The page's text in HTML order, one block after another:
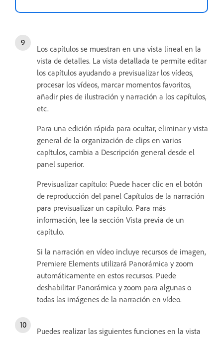
Los capítulos se muestran en una vista lineal en la
vista de detalles. La vista detallada te permite editar
los capítulos ayudando a previsualizar los vídeos,
procesar los vídeos, marcar momentos favoritos,
añadir pies de ilustración y narración a los capítulos,
etc.
Para una edición rápida para ocultar, eliminar y vista
general de la organización de clips en varios
capítulos, cambia a Descripción general desde el
panel superior.
Previsualizar capítulo: Puede hacer clic en el botón
de reproducción del panel Capítulos de la narración
para previsualizar un capítulo. Para más
información, lee la sección Vista previa de un
capítulo.
Si la narración en vídeo incluye recursos de imagen,
Premiere Elements utilizará Panorámica y zoom
automáticamente en estos recursos. Puede
deshabilitar Panorámica y zoom para algunas o
todas las imágenes de la narración en vídeo.
Puedes realizar las siguientes funciones en la vista